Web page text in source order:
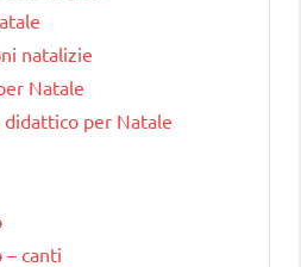
natalizie
Natale
per Natale
– canti